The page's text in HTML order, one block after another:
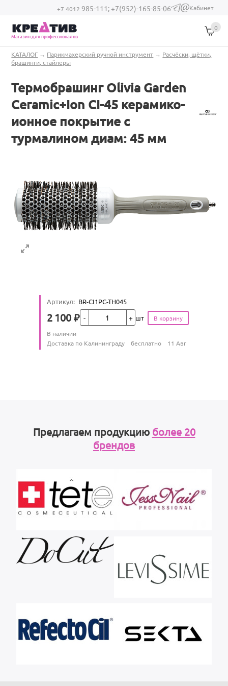
Перейти к основному содержанию
+7 4012 985-111;+7(952)-165-85-06
(link sends e-
Кабинет
Магазин для профессионалов
0
Вы здесь
КАТАЛОГ → Парикмахерский ручной инструмент → Расчёски, щётки,
брашинги, стайлеры
Термобрашинг Olivia Garden
Ceramic+Ion CI-45 керамико-
ионное покрытие с
турмалином диам: 45 мм
Артикул: BR-CI1PC-TH045
Цена
2 100 ₽Кол-во шт
Количество
В наличии
Условия доставки
Доставка по Калининграду бесплатно 11 Авг
Предлагаем продукцию более 20
брендов